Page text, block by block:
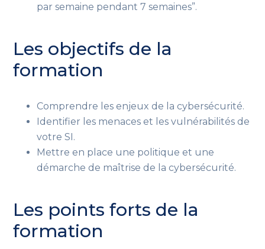
par semaine pendant 7 semaines”.
Les objectifs de la
formation
Comprendre les enjeux de la cybersécurité.
Identifier les menaces et les vulnérabilités de
votre SI.
Mettre en place une politique et une
démarche de maîtrise de la cybersécurité.
Les points forts de la
formation